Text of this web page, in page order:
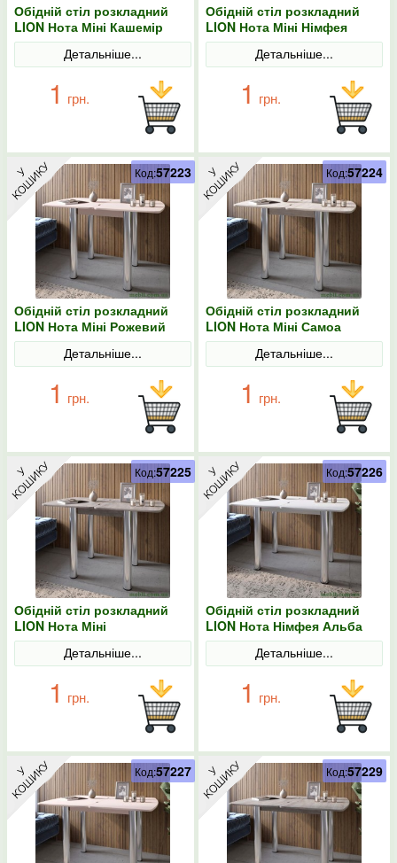
Обідній стіл розкладний
LION Нота Міні Кашемір
60x70/70x120
Детальніше...
1 грн.
Обідній стіл розкладний
LION Нота Міні Німфея
Альба 60x70/70x120
Детальніше...
1 грн.
Обідній стіл розкладний
LION Нота Міні Рожевий
60x70/70x120
Детальніше...
1 грн.
Код:57223
Обідній стіл розкладний
LION Нота Міні Самоа
димчастий 60x70/70x120
Детальніше...
1 грн.
Код:57224
Обідній стіл розкладний
LION Нота Міні
Шварцвальд 60x70/70x120
Детальніше...
1 грн.
Код:57225
Обідній стіл розкладний
LION Нота Німфея Альба
60x90/90x120
Детальніше...
1 грн.
Код:57226
Код:57227 Код:57229